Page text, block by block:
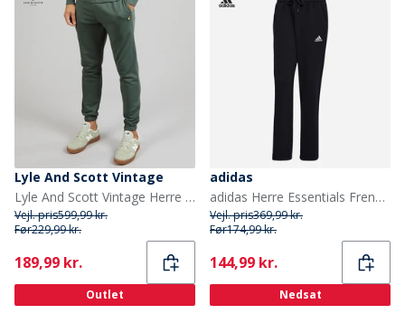
Lyle And Scott Vintage
Lyle And Scott Vintage Herre Slim Fit Joggers Green Mercurial
Vejl. pris599,99 kr.
Før229,99 kr.
Current
189,99 kr.
Outlet
adidas
adidas Herre Essentials French Terry Joggingbukser Legend Ink
Vejl. pris369,99 kr.
Før174,99 kr.
Current
144,99 kr.
Nedsat